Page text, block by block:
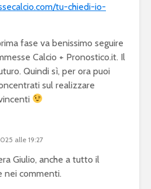
tu-chiedi-io-
fase va benissimo seguire
Calcio + Pronostico.it. Il
Quindi sì, per ora puoi
sul realizzare
alle 19:27
Giulio, anche a tutto il
nei commenti.